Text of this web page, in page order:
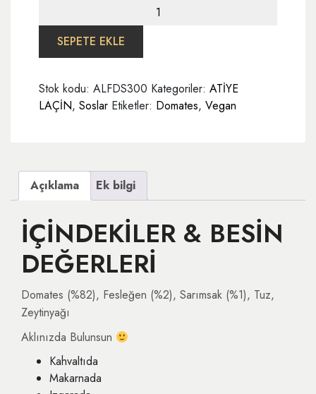
Domates
Sosu
300
adet
SEPETE EKLE
Stok kodu: ALFDS300 Kategoriler: ATİYE
LAÇİN, Soslar Etiketler: Domates, Vegan
Açıklama Ek bilgi
İÇİNDEKİLER & BESİN
DEĞERLERİ
Domates (%82), Fesleğen (%2), Sarımsak (%1), Tuz,
Zeytinyağı
Aklınızda Bulunsun
Kahvaltıda
Makarnada